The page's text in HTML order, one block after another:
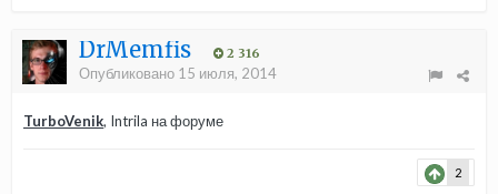
DrMemfis 2 316
Опубликовано 15 июля, 2014
TurboVenik, Intrila на форуме
2